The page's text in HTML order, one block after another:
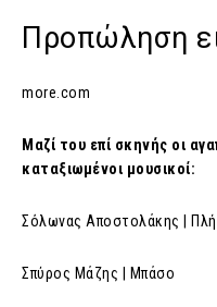
Προπώληση
more.com
Μαζί του επί σκηνής οι
καταξιωμένοι μουσικοί:
Σόλωνας Αποστολάκης |
Σπύρος Μάζης | Μπάσο